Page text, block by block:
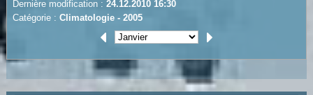
Dernière modification : 24.12.2010 16:30
Catégorie : Climatologie - 2005